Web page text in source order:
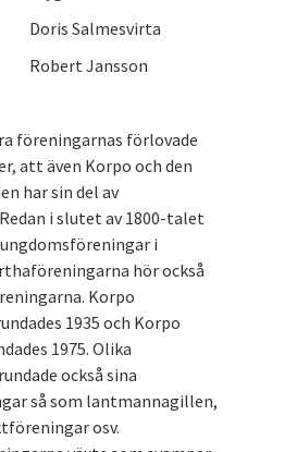
Jansson
föreningarnas förlovade
att även Korpo och den
har sin del av
i slutet av 1800-talet
i
hör också
Korpo
1935 och Korpo
1975. Olika
också sina
så som lantmannagillen,
osv.